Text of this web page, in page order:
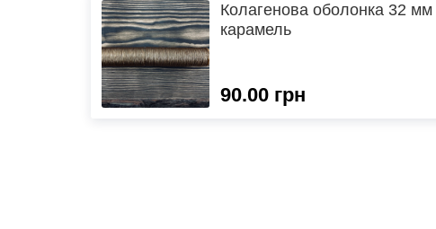
Колагенова оболонка 32 мм
карамель
90.00 грн